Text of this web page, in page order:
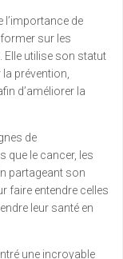
l’importance de
sur les
utilise son statut
prévention,
d’améliorer la
de
que le cancer, les
partageant son
faire entendre celles
leur santé en
une incroyable